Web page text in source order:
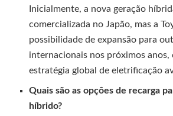
Inicialmente, a nova geração
comercializada no Japão, mas a
possibilidade de expansão para
internacionais nos próximos anos,
estratégia global de eletrificação
Quais são as opções de recarga
híbrido?